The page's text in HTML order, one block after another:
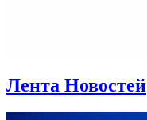
Лента Новостей